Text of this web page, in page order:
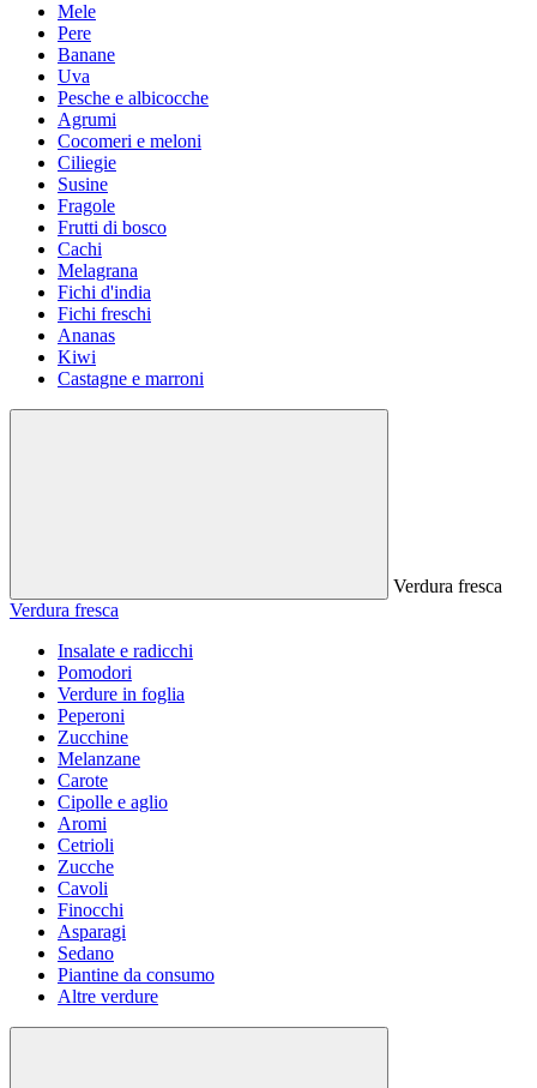
Mele
Pere
Banane
Uva
Pesche e albicocche
Agrumi
Cocomeri e meloni
Ciliegie
Susine
Fragole
Frutti di bosco
Cachi
Melagrana
Fichi d'india
Fichi freschi
Ananas
Kiwi
Castagne e marroni
Verdura fresca
Verdura fresca
Insalate e radicchi
Pomodori
Verdure in foglia
Peperoni
Zucchine
Melanzane
Carote
Cipolle e aglio
Aromi
Cetrioli
Zucche
Cavoli
Finocchi
Asparagi
Sedano
Piantine da consumo
Altre verdure